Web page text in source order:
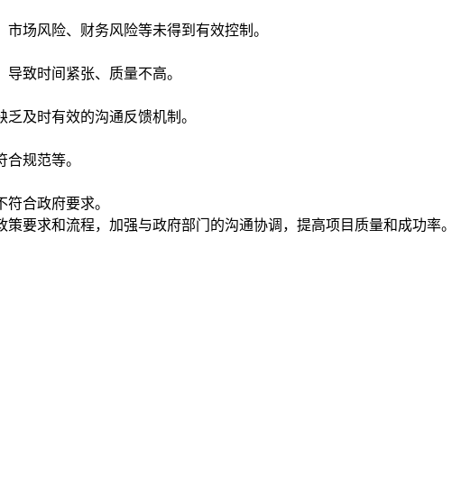
场风险、财务风险等未得到有效控制。
致时间紧张、质量不高。
及时有效的沟通反馈机制。
规范等。
合政府要求。
求和流程，加强与政府部门的沟通协调，提高项目质量和成功率。